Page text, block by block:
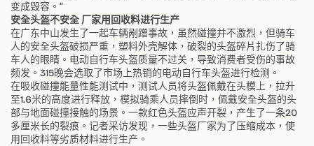
变成毁容。”
安全头盔不安全 厂家用回收料进行生产
在广东中山发生了一起车辆剐蹭事故，虽然碰撞并不激烈，但骑车
人的安全头盔破损严重，塑料外壳解体，破裂的头盔碎片扎伤了骑
车人的眼睛。电动自行车头盔质量不过关，导致消费者受伤的事故
频发。315晚会选取了市场上热销的电动自行车头盔进行检测。
在吸收碰撞能量性能测试中，测试人员将头盔佩戴在头模上，拉升
至1.6米的高度进行释放，模拟骑乘人员摔倒时，佩戴安全头盔的头
部与地面碰撞接触的场景。一款红色头盔应声开裂，产生了一条20
多厘米长的裂痕。记者采访发现，一些头盔厂家为了压缩成本，使
用回收料等劣质材料进行生产。